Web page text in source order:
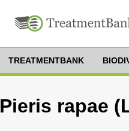
TREATMENTBANK
Pieris rapae